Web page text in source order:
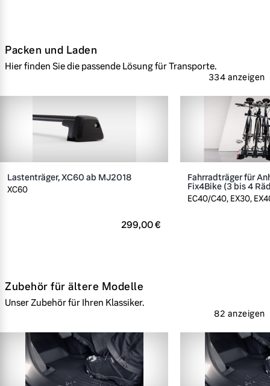
Packen und Laden
Hier finden Sie die passende Lösung für Transporte.
334 anzeigen
Lastenträger, XC60 ab MJ2018
XC60
299,00 €
Fahrradträger für
Fix4Bike (3 bis 4
EC40/C40, EX30,
Zubehör für ältere Modelle
Unser Zubehör für Ihren Klassiker.
82 anzeigen